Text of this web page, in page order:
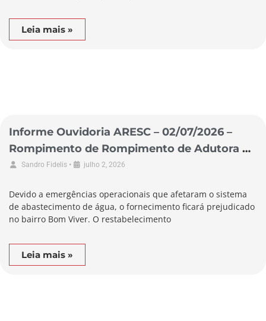
Leia mais »
Informe Ouvidoria ARESC – 02/07/2026 –
Rompimento de Rompimento de Adutora no
Município de Biguaçu
Sandro Fidelis • julho 2, 2026
Devido a emergências operacionais que afetaram o sistema
de abastecimento de água, o fornecimento ficará prejudicado
no bairro Bom Viver. O restabelecimento
Leia mais »